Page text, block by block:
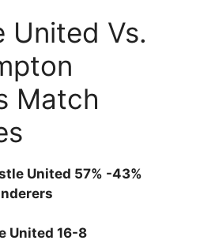
United Vs.
Match
United 57% -43%
United 16-8